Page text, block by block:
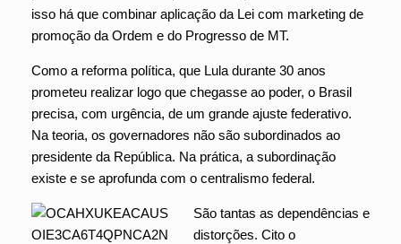
isso há que combinar aplicação da Lei com marketing de
promoção da Ordem e do Progresso de MT.
Como a reforma política, que Lula durante 30 anos
prometeu realizar logo que chegasse ao poder, o Brasil
precisa, com urgência, de um grande ajuste federativo.
Na teoria, os governadores não são subordinados ao
presidente da República. Na prática, a subordinação
existe e se aprofunda com o centralismo federal.
São tantas as dependências e
distorções. Cito o